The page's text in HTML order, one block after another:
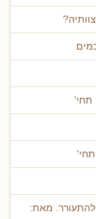
תחי'
להתעורר. מאת: